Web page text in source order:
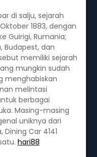
di salju, sejarah
1883, dengan
Guirigi, Rumania;
Budapest, dan
memiliki sejarah
mungkin sudah
menghabiskan
melintasi
berbagai
Masing-masing
uniknya dari
Car 4141
hari88